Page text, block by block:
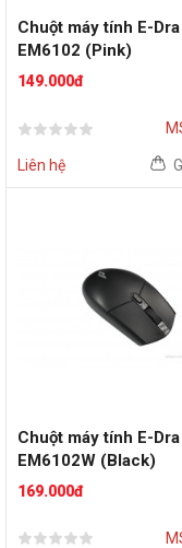
Chuột máy tính E-Dra
EM6102 (Pink)
149.000đ
Liên hệ
Chuột máy tính E-Dra
EM6102W (Black)
169.000đ